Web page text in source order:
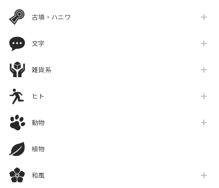
古墳・ハニワ
文字
雑貨系
ヒト
動物
植物
和風